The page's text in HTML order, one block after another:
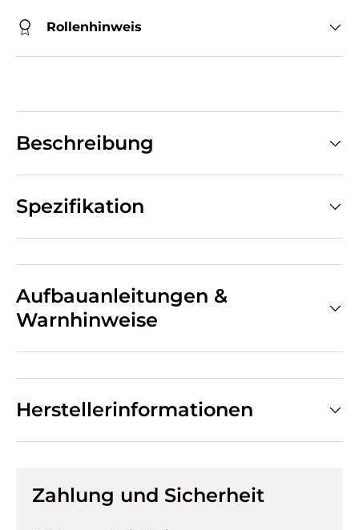
Rollenhinweis
Beschreibung
Spezifikation
Aufbauanleitungen &
Warnhinweise
Herstellerinformationen
Zahlung und Sicherheit